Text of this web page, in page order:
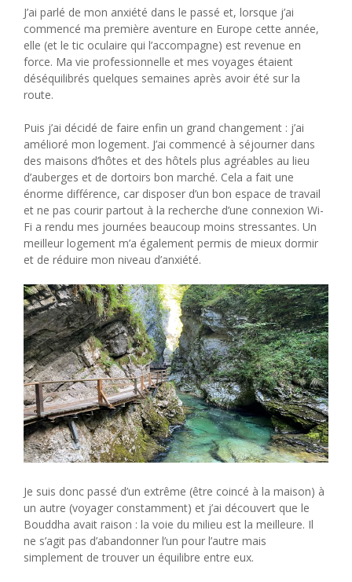
J’ai parlé de mon anxiété dans le passé et, lorsque j’ai
commencé ma première aventure en Europe cette année,
elle (et le tic oculaire qui l’accompagne) est revenue en
force. Ma vie professionnelle et mes voyages étaient
déséquilibrés quelques semaines après avoir été sur la
route.
Puis j’ai décidé de faire enfin un grand changement : j’ai
amélioré mon logement. J’ai commencé à séjourner dans
des maisons d’hôtes et des hôtels plus agréables au lieu
d’auberges et de dortoirs bon marché. Cela a fait une
énorme différence, car disposer d’un bon espace de travail
et ne pas courir partout à la recherche d’une connexion Wi-
Fi a rendu mes journées beaucoup moins stressantes. Un
meilleur logement m’a également permis de mieux dormir
et de réduire mon niveau d’anxiété.
Je suis donc passé d’un extrême (être coincé à la maison) à
un autre (voyager constamment) et j’ai découvert que le
Bouddha avait raison : la voie du milieu est la meilleure. Il
ne s’agit pas d’abandonner l’un pour l’autre mais
simplement de trouver un équilibre entre eux.